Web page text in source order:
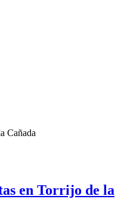
en Torrijo de la